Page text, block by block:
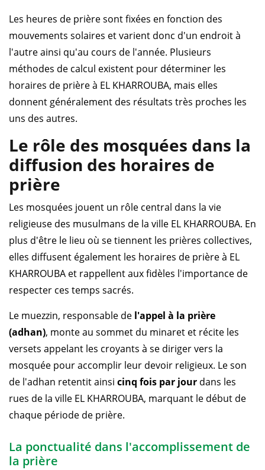
Les heures de prière sont fixées en fonction des
mouvements solaires et varient donc d'un endroit à
l'autre ainsi qu'au cours de l'année. Plusieurs
méthodes de calcul existent pour déterminer les
horaires de prière à EL KHARROUBA, mais elles
donnent généralement des résultats très proches les
uns des autres.
Le rôle des mosquées dans la
diffusion des horaires de
prière
Les mosquées jouent un rôle central dans la vie
religieuse des musulmans de la ville EL KHARROUBA. En
plus d'être le lieu où se tiennent les prières collectives,
elles diffusent également les horaires de prière à EL
KHARROUBA et rappellent aux fidèles l'importance de
respecter ces temps sacrés.
Le muezzin, responsable de l'appel à la prière
(adhan), monte au sommet du minaret et récite les
versets appelant les croyants à se diriger vers la
mosquée pour accomplir leur devoir religieux. Le son
de l'adhan retentit ainsi cinq fois par jour dans les
rues de la ville EL KHARROUBA, marquant le début de
chaque période de prière.
La ponctualité dans l'accomplissement de
la prière